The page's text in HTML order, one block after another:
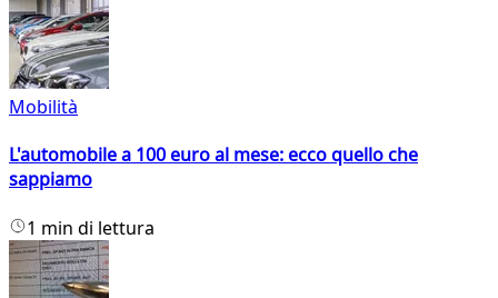
Mobilità
L'automobile a 100 euro al mese: ecco quello che
sappiamo
1 min di lettura